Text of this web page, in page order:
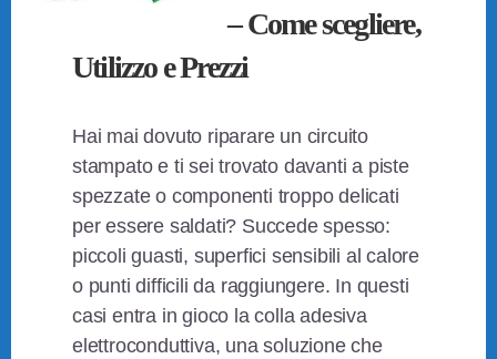
– Come scegliere,
Utilizzo e Prezzi
Hai mai dovuto riparare un circuito
stampato e ti sei trovato davanti a piste
spezzate o componenti troppo delicati
per essere saldati? Succede spesso:
piccoli guasti, superfici sensibili al calore
o punti difficili da raggiungere. In questi
casi entra in gioco la colla adesiva
elettroconduttiva, una soluzione che